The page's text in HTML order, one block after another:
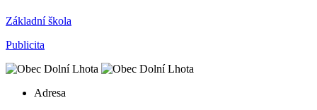
Základní škola
Publicita
Adresa